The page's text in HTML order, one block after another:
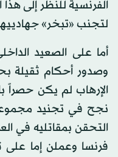
الفرنسية للنظر إلى
لتجنب «تبخر»
الإرهاب لم يكن حصراً
نجح في تجنيد
التحقن بمقاتليه في
فرنسا وعملن إما على